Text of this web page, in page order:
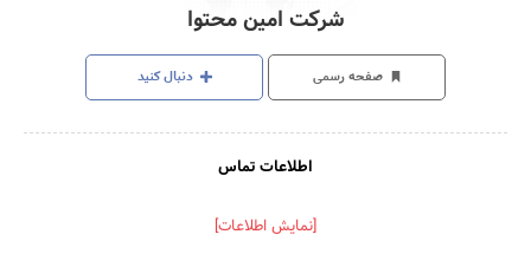
شرکت امین محتوا
صفحه رسمی دنبال کنید
اطلاعات تماس
[نمایش اطلاعات]